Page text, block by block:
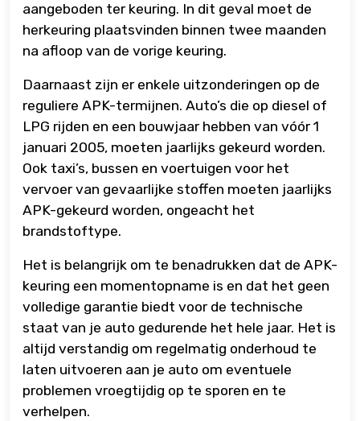
aangeboden ter keuring. In dit geval moet de
herkeuring plaatsvinden binnen twee maanden
na afloop van de vorige keuring.
Daarnaast zijn er enkele uitzonderingen op de
reguliere APK-termijnen. Auto’s die op diesel of
LPG rijden en een bouwjaar hebben van vóór 1
januari 2005, moeten jaarlijks gekeurd worden.
Ook taxi’s, bussen en voertuigen voor het
vervoer van gevaarlijke stoffen moeten jaarlijks
APK-gekeurd worden, ongeacht het
brandstoftype.
Het is belangrijk om te benadrukken dat de APK-
keuring een momentopname is en dat het geen
volledige garantie biedt voor de technische
staat van je auto gedurende het hele jaar. Het is
altijd verstandig om regelmatig onderhoud te
laten uitvoeren aan je auto om eventuele
problemen vroegtijdig op te sporen en te
verhelpen.